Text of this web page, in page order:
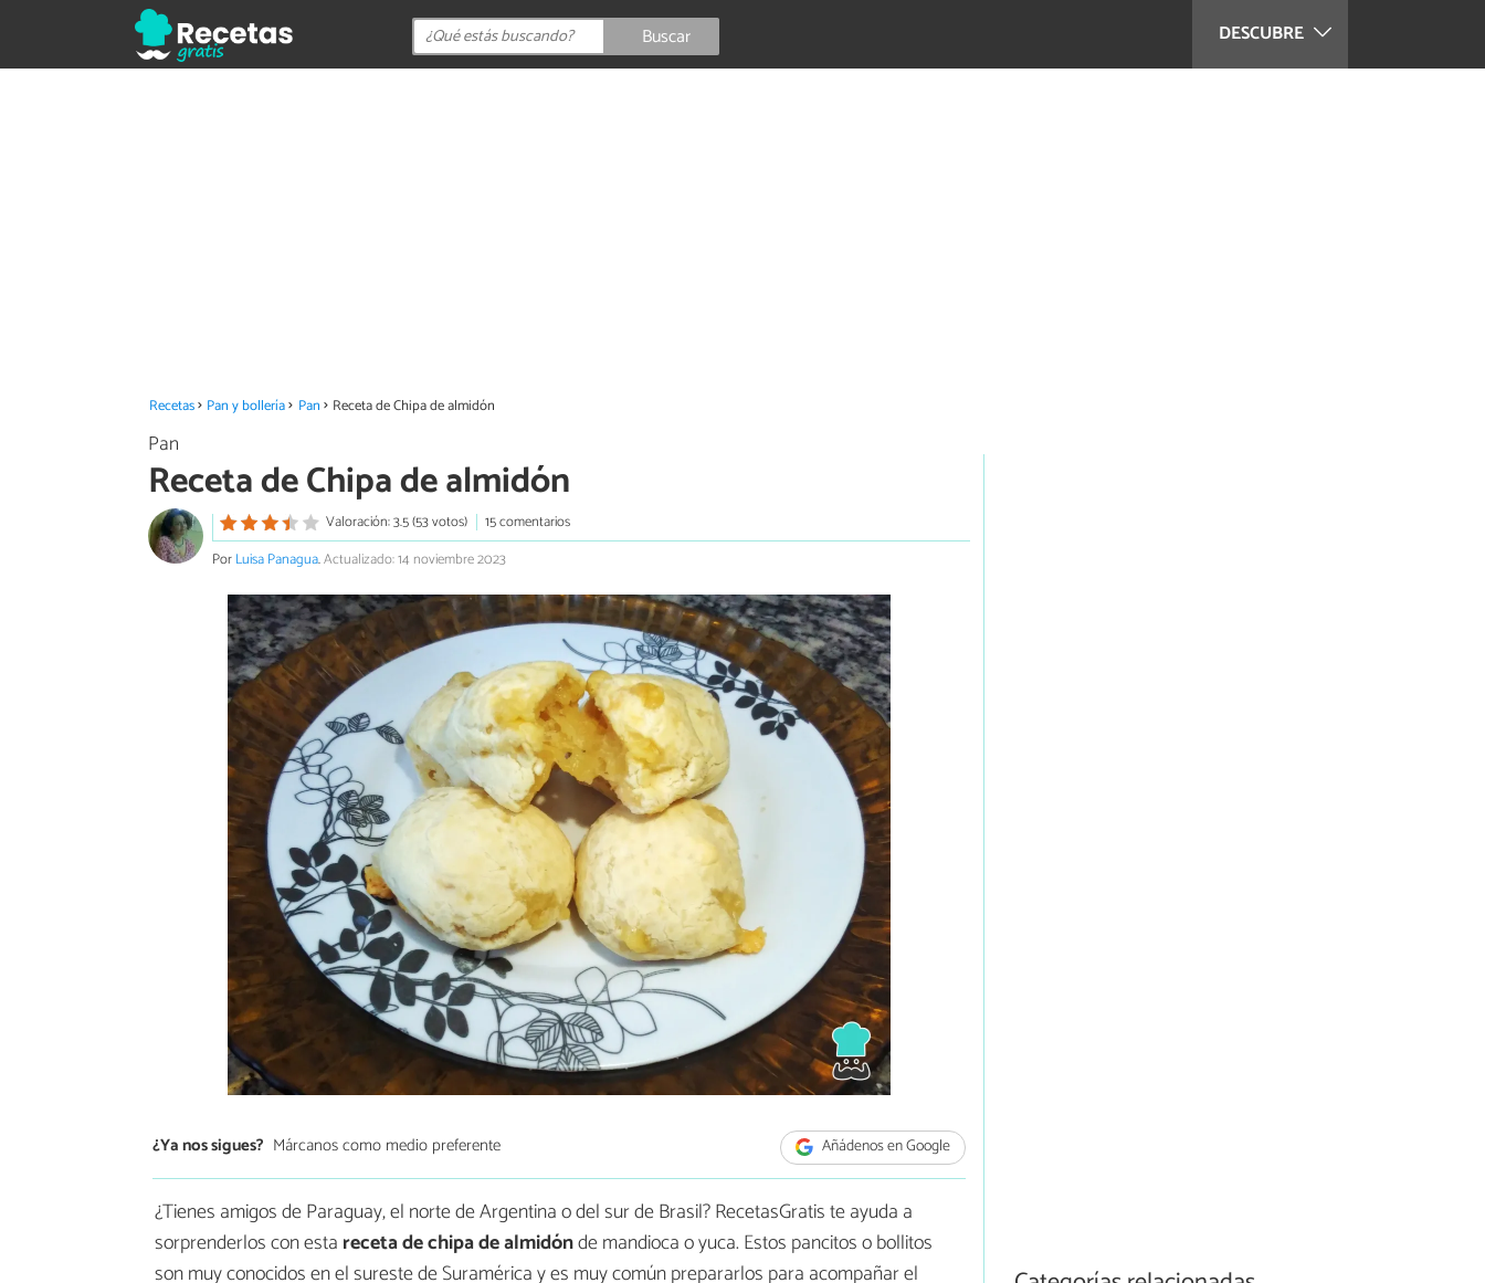
DESCUBRE
Buscar
Recetas Pan y bollería Pan Receta de Chipa de almidón
Pan
Receta de Chipa de almidón
Valoración: 3.5 (53 votos)
15 comentarios
PorLuisa Panagua.Actualizado: 14 noviembre 2023
¿Ya nos sigues? Márcanos como medio preferente Añádenos en Google
¿Tienes amigos de Paraguay, el norte de Argentina o del sur de Brasil? RecetasGratis te ayuda a
sorprenderlos con esta receta de chipa de almidónde mandioca o yuca. Estos pancitos o bollitos
son muy conocidos en el sureste de Suramérica y es muy común prepararlos para acompañar el